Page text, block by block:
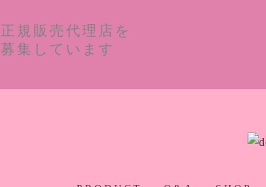
正規販売代理店を
募集しています